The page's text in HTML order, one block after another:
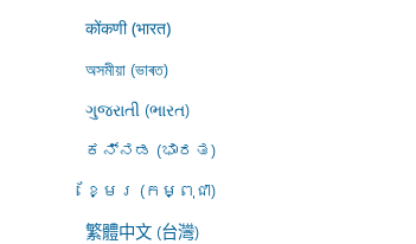
कोंकणी (भारत)
অসমীয়া (ভাৰত)
ગુજરાતી (ભારત)
ಕನ್ನಡ (ಭಾರತ)
ខ្មែរ (កម្ពុជា)
繁體中文 (台灣)